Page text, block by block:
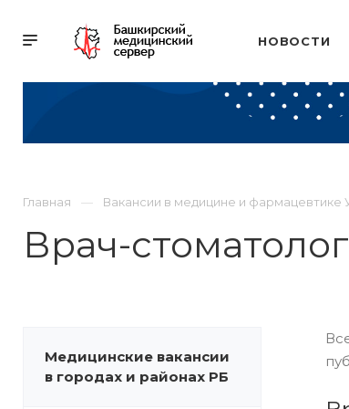
НОВОСТИ
Главная Вакансии в медицине и фармацевтике
Врач-
Медицинские вакансии
в городах и районах РБ